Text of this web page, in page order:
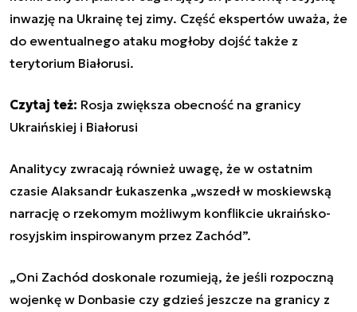
inwazję na Ukrainę tej zimy. Część ekspertów uważa, że
do ewentualnego ataku mogłoby dojść także z
terytorium Białorusi.
Czytaj też: Rosja zwiększa obecność na granicy
Ukraińskiej i Białorusi
Analitycy zwracają również uwagę, że w ostatnim
czasie Alaksandr Łukaszenka „wszedł w moskiewską
narrację o rzekomym możliwym konflikcie ukraińsko-
rosyjskim inspirowanym przez Zachód”.
„Oni Zachód doskonale rozumieją, że jeśli rozpoczną
wojenkę w Donbasie czy gdzieś jeszcze na granicy z